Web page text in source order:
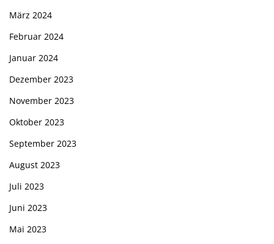
März 2024
Februar 2024
Januar 2024
Dezember 2023
November 2023
Oktober 2023
September 2023
August 2023
Juli 2023
Juni 2023
Mai 2023